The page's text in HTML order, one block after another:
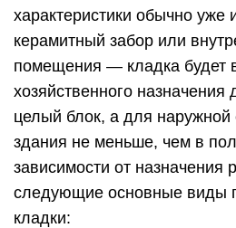
характеристики обычно уже
керамитный забор или
помещения — кладка будет
хозяйственного
целый блок, а для наружной
здания не меньше, чем в
зависимости от назначения
следующие основные виды
кладки: